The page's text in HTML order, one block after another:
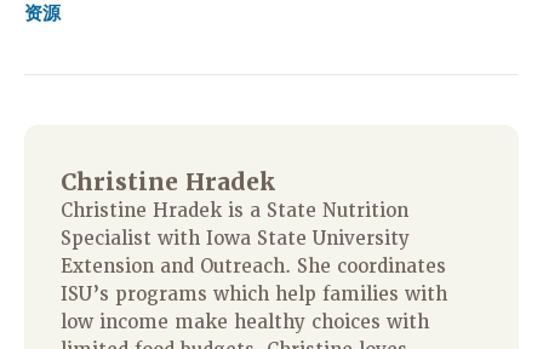
资源
Christine Hradek
Christine Hradek is a State Nutrition
Specialist with Iowa State University
Extension and Outreach. She coordinates
ISU’s programs which help families with
low income make healthy choices with